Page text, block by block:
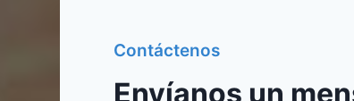
Contáctenos
Envíanos un